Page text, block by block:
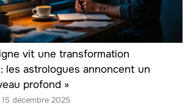
vit une transformation
les astrologues annoncent un
profond »
15 décembre 2025